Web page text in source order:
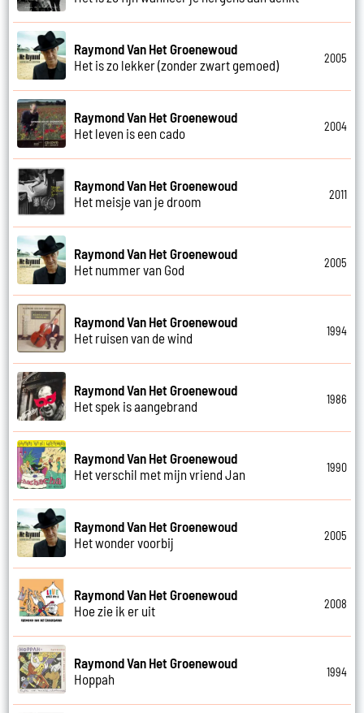
Raymond Van Het Groenewoud
Het is zo lekker (zonder zwart gemoed)
2005
Raymond Van Het Groenewoud
Het leven is een cado
2004
Raymond Van Het Groenewoud
Het meisje van je droom
2011
Raymond Van Het Groenewoud
Het nummer van God
2005
Raymond Van Het Groenewoud
Het ruisen van de wind
1994
Raymond Van Het Groenewoud
Het spek is aangebrand
1986
Raymond Van Het Groenewoud
Het verschil met mijn vriend Jan
1990
Raymond Van Het Groenewoud
Het wonder voorbij
2005
Raymond Van Het Groenewoud
Hoe zie ik er uit
2008
Raymond Van Het Groenewoud
Hoppah
1994